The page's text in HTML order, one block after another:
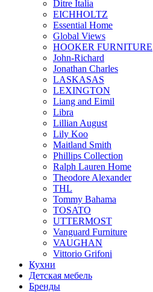
Ditre Italia
EICHHOLTZ
Essential Home
Global Views
HOOKER FURNITURE
John-Richard
Jonathan Charles
LASKASAS
LEXINGTON
Liang and Eimil
Libra
Lillian August
Lily Koo
Maitland Smith
Phillips Collection
Ralph Lauren Home
Theodore Alexander
THL
Tommy Bahama
TOSATO
UTTERMOST
Vanguard Furniture
VAUGHAN
Vittorio Grifoni
Кухни
Детская мебель
Бренды